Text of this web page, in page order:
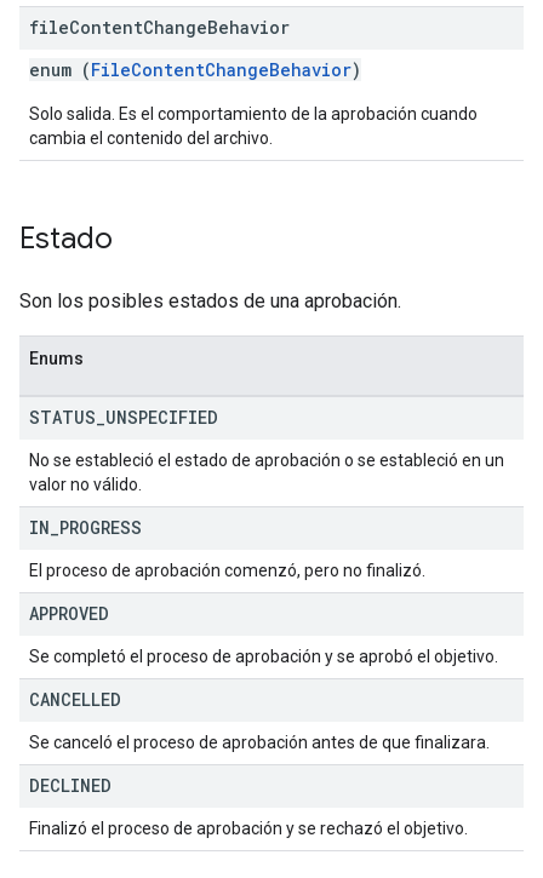
fileContentChangeBehavior
enum (FileContentChangeBehavior)
Solo salida. Es el comportamiento de la aprobación cuando
cambia el contenido del archivo.
Estado
Son los posibles estados de una aprobación.
Enums
STATUS UNSPECIFIED
No se estableció el estado de aprobación o se estableció en un
valor no válido.
IN PROGRESS
El proceso de aprobación comenzó, pero no finalizó.
APPROVED
Se completó el proceso de aprobación y se aprobó el objetivo.
CANCELLED
Se canceló el proceso de aprobación antes de que finalizara.
DECLINED
Finalizó el proceso de aprobación y se rechazó el objetivo.